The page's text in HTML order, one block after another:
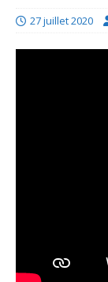
27 juillet 2020